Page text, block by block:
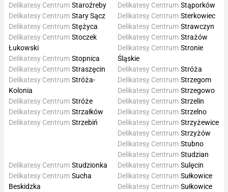
Delikatesy Centrum Staroźreby
Delikatesy Centrum Stary Sącz
Delikatesy Centrum Stąporków
Delikatesy Centrum Sterkowiec
Delikatesy Centrum Stężyca
Delikatesy Centrum Stoczek
Łukowski
Delikatesy Centrum Stopnica
Delikatesy Centrum Straszęcin
Delikatesy Centrum Strawczyn
Delikatesy Centrum Strażów
Delikatesy Centrum Stronie
Śląskie
Delikatesy Centrum Stróża
Delikatesy Centrum Stróża-
Kolonia
Delikatesy Centrum Stróże
Delikatesy Centrum Strzałków
Delikatesy Centrum Strzebiń
Delikatesy Centrum Strzegom
Delikatesy Centrum Strzegowo
Delikatesy Centrum Strzelin
Delikatesy Centrum Strzelno
Delikatesy Centrum Strzyżewice
Delikatesy Centrum Strzyżów
Delikatesy Centrum Stubno
Delikatesy Centrum Studzian
Delikatesy Centrum Studzionka
Delikatesy Centrum Sucha
Beskidzka
Delikatesy Centrum Sulęcin
Delikatesy Centrum Sułkowice
Delikatesy Centrum Sułkowice